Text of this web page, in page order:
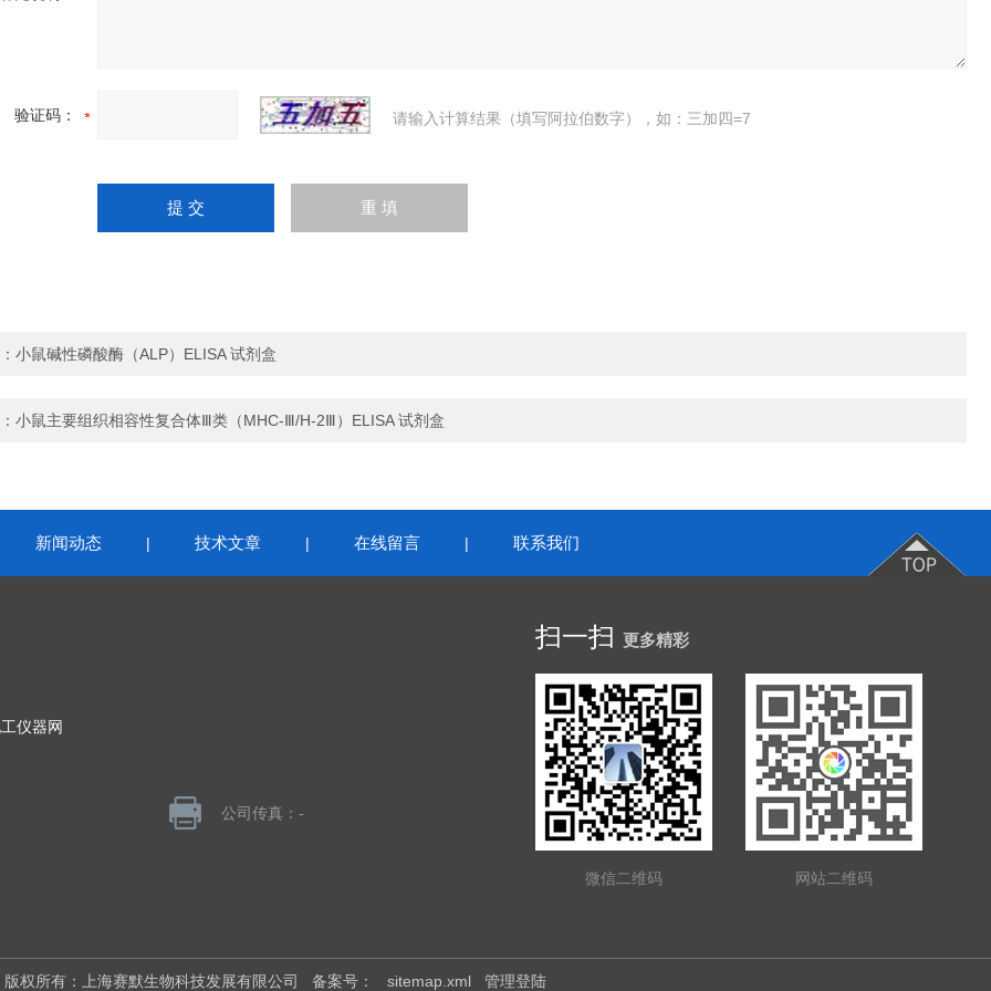
验证码： 请输入计算结果（填写阿拉伯数字），如：三加四=7
小鼠碱性磷酸酶（ALP）ELISA 试剂盒
小鼠主要组织相容性复合体Ⅲ类（MHC-Ⅲ/H-2Ⅲ）ELISA 试剂盒
新闻动态 | 技术文章 | 在线留言 | 联系我们
仪器网
公司传真：-
扫一扫 更多精彩
微信二维码 网站二维码
权所有：上海赛默生物科技发展有限公司 备案号： sitemap.xml 管理登陆